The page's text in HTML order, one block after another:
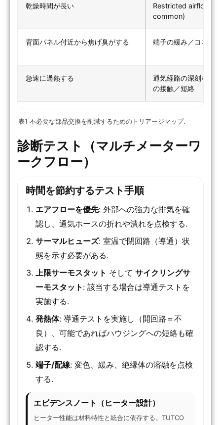
乾燥時間が長い
Restricted airflow
common)
背面パネル付近から焦げ臭がする 端子の緩み／コネク
急速に過熱する
通気経路の深刻な詰
の接触／短絡
表1 不必要な部品交換を削減するためのトリアージマップ.
診断テスト（マルチメーターワ
ークフロー）
時間を節約するテスト手順
エアフローを優先: 外部への強力な排気を確
認し、通気ホースの折れや潰れを点検する.
サーマルヒューズ: 室温で閉回路（導通）状
態を示す必要がある.
上限サーモスタット そして サイクリングサ
ーモスタット : 該当する場合は導通テストを
実施する.
発熱体: 導通テストを実施し（開回路＝不
良）、可能であればハウジングへの短絡も確
認する.
端子/配線: 変色、緩み、絶縁体の溶融を点検
する.
エビデンスノート（ヒーター設計）
ヒーター性能は材料特性と統合に依存する。TUTCO